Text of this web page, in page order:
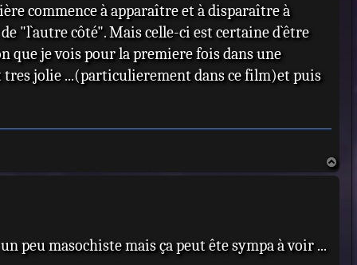
commence à apparaître et à disparaître à
"l`autre côté". Mais celle-ci est certaine d`être
que je vois pour la premiere fois dans une
tres jolie ...(particulierement dans ce film)et puis
peu masochiste mais ça peut ête sympa à voir ...